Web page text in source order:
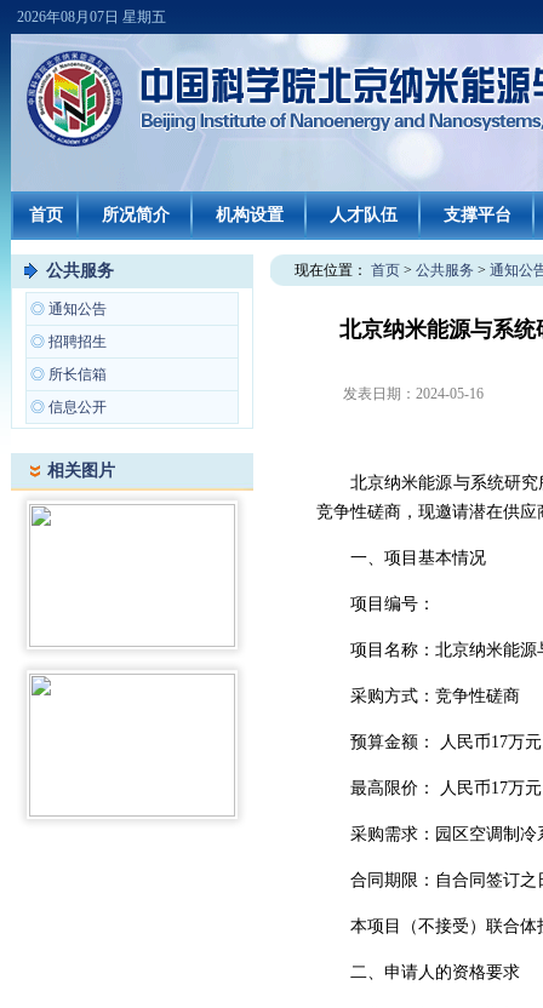
2026年08月07日 星期五
首页 所况简介 机构设置 人才队伍 支撑平台
公共服务
◎ 通知公告
◎ 招聘招生
◎ 所长信箱
◎ 信息公开
相关图片
现在位置： 首页> 公共服务 > 通知公
北京纳米能源与系统
发表日期： 2024-05-16
北京纳米能源与系统研究
竞争性磋商，现邀请潜在供应
一、项目基本情况
项目编号：
项目名称：北京纳米能源
采购方式：竞争性磋商
预算金额： 人民币17万元
最高限价： 人民币17万元
采购需求：园区空调制冷
合同期限：自合同签订之
本项目（不接受）联合体
二、申请人的资格要求